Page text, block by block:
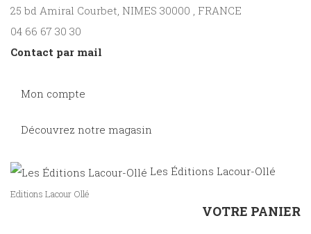
25 bd Amiral Courbet, NIMES 30000 , FRANCE
04 66 67 30 30
Contact par mail
Mon compte
Découvrez notre magasin
Les Éditions Lacour-Ollé
Editions Lacour Ollé
VOTRE PANIER